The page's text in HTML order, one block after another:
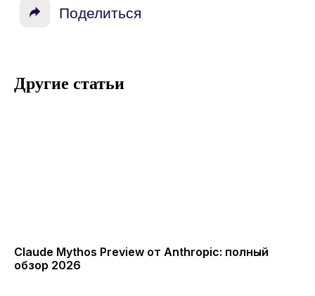
Другие статьи
Claude Mythos Preview от Anthropic: полный
обзор 2026